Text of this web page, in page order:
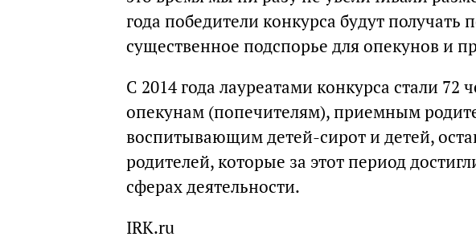
года победители конкурса будут получать
существенное подспорье для опекунов и
С 2014 года лауреатами конкурса стали
опекунам (попечителям), приемным
воспитывающим детей-сирот и детей,
родителей, которые за этот период
сферах деятельности.
IRK.ru